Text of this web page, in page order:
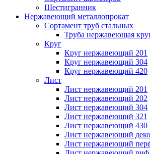
Шестигранник
Нержавеющий металлопрокат
Сортамент труб стальных
Труба нержавеющая
Круг
Круг нержавеющий 201
Круг нержавеющий 304
Круг нержавеющий 420
Лист
Лист нержавеющий 201
Лист нержавеющий 202
Лист нержавеющий 304
Лист нержавеющий 321
Лист нержавеющий 430
Лист нержавеющий
Лист нержавеющий